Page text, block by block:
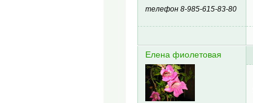
телефон 8-985-615-83-80
Елена фиолетовая